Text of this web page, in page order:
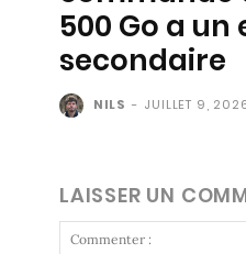
500 Go a un
secondaire
NILS - JUILLET 9,
LAISSER UN